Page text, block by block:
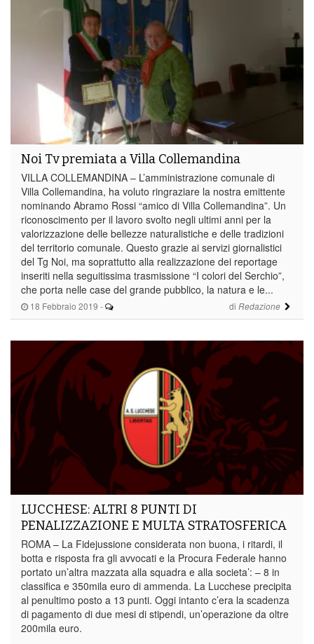
18 Febbraio 2019 - di Redazione
Noi Tv premiata a Villa Collemandina
VILLA COLLEMANDINA – L’amministrazione comunale di
Villa Collemandina, ha voluto ringraziare la nostra emittente
nominando Abramo Rossi “amico di Villa Collemandina”. Un
riconoscimento per il lavoro svolto negli ultimi anni per la
valorizzazione delle bellezze naturalistiche e delle tradizioni
del territorio comunale. Questo grazie ai servizi giornalistici
del Tg Noi, ma soprattutto alla realizzazione dei reportage
inseriti nella seguitissima trasmissione “I colori del Serchio”,
che porta nelle case del grande pubblico, la natura e le...
LUCCHESE: ALTRI 8 PUNTI DI
PENALIZZAZIONE E MULTA STRATOSFERICA
ROMA – La Fidejussione considerata non buona, i ritardi, il
botta e risposta fra gli avvocati e la Procura Federale hanno
portato un’altra mazzata alla squadra e alla societa’: – 8 in
classifica e 350mila euro di ammenda. La Lucchese precipita
al penultimo posto a 13 punti. Oggi intanto c’era la scadenza
di pagamento di due mesi di stipendi, un’operazione da oltre
200mila euro.